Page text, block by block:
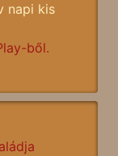
napi kis
ből.